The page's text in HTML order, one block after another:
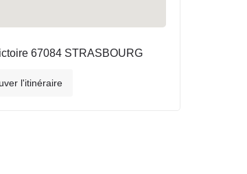
67084 STRASBOURG
l'itinéraire